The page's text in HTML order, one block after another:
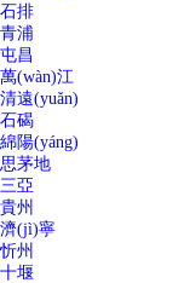
石排
青浦
屯昌
萬(wàn)江
清遠(yuǎn)
石碣
綿陽(yáng)
思茅地
三亞
貴州
濟(jì)寧
忻州
十堰